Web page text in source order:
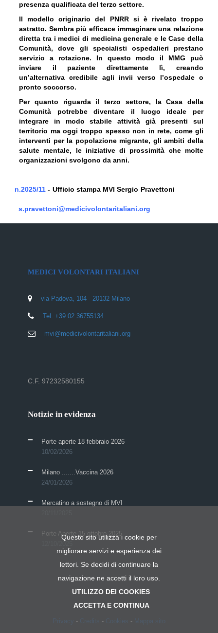
presenza qualificata del terzo settore.
Il modello originario del PNRR si è rivelato troppo
astratto. Sembra più efficace immaginare una relazione
diretta tra i medici di medicina generale e le Case della
Comunità, dove gli specialisti ospedalieri prestano
servizio a rotazione. In questo modo il MMG può
inviare il paziente direttamente lì, creando
un’alternativa credibile agli invii verso l’ospedale o
pronto soccorso.
Per quanto riguarda il terzo settore, la Casa della
Comunità potrebbe diventare il luogo ideale per
integrare in modo stabile attività già presenti sul
territorio ma oggi troppo spesso non in rete, come gli
interventi per la popolazione migrante, gli ambiti della
salute mentale, le iniziative di prossimità che molte
organizzazioni svolgono da anni.
n.2025/11 - Ufficio stampa MVI Sergio Pravettoni
s.pravettoni@medicivolontaritaliani.org
MEDICI VOLONTARI ITALIANI
via Padova, 104 - 20132 Milano
Tel. +39 02 36755134
mvi@medicivolontaritaliani.org
C.F. 97232580155
Notizie in evidenza
Porte aperte 18 febbraio 2026
10/02/2026
Milano .......Vaccina 2026
24/01/2026
Mercatino a sostegno di MVI
Porte Aperte 15 ottobre 2025
Privacy - Credits - Cookies - Mappa sito
Questo sito utilizza i cookie per
migliorare servizi e esperienza dei
lettori. Se decidi di continuare la
navigazione ne accetti il loro uso.
UTILIZZO DEI COOKIES
ACCETTA E CONTINUA